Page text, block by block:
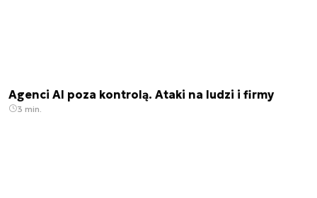
Agenci AI poza kontrolą. Ataki na ludzi i firmy
3 min.